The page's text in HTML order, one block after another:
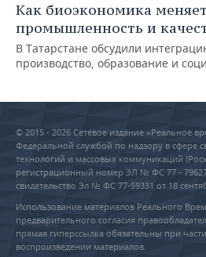
Как биоэкономика меняет
промышленность и
В Татарстане обсудили
производство, образование и
© 2015 - 2026 Сетевое издание «Реальное
Федеральной службой по надзору в сфере
технологий и массовых коммуникаций
регистрационный номер ЭЛ № ФС 77 - 79627
свидетельство Эл № ФС 77-59331 от 18
Использование материалов Реального
предварительного согласия
прямая гиперссылка обязательны при
воспроизведении материалов.